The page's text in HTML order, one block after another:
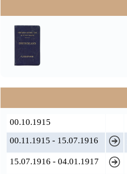
00.10.1915
00.11.1915 - 15.07.1916
15.07.1916 - 04.01.1917